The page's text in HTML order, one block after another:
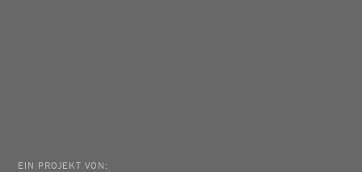
EIN PROJEKT VON: